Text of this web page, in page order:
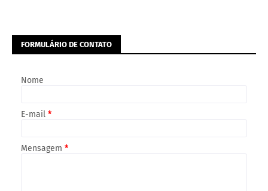
FORMULÁRIO DE CONTATO
Nome
E-mail *
Mensagem *